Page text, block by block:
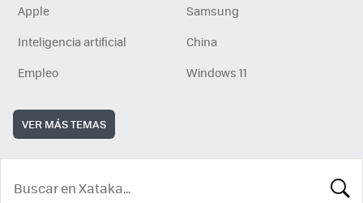
Apple
Samsung
Inteligencia artificial
China
Empleo
Windows 11
VER MÁS TEMAS